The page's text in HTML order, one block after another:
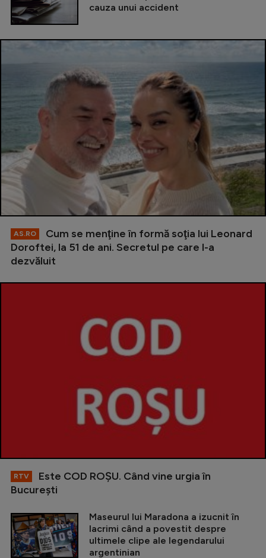
cauza unui accident
AS.RO
Cum se menţine în formă soţia lui Leonard
Doroftei, la 51 de ani. Secretul pe care l-a
dezvăluit
RTV
Este COD ROŞU. Când vine urgia în
Bucureşti
Maseurul lui Maradona a izucnit în
lacrimi când a povestit despre
ultimele clipe ale legendarului
argentinian